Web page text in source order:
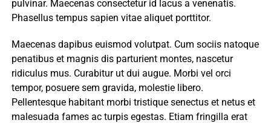
pulvinar. Maecenas consectetur id lacus a venenatis.
Phasellus tempus sapien vitae aliquet porttitor.
Maecenas dapibus euismod volutpat. Cum sociis natoque
penatibus et magnis dis parturient montes, nascetur
ridiculus mus. Curabitur ut dui augue. Morbi vel orci
tempor, posuere sem gravida, molestie libero.
Pellentesque habitant morbi tristique senectus et netus et
malesuada fames ac turpis egestas. Etiam fringilla erat